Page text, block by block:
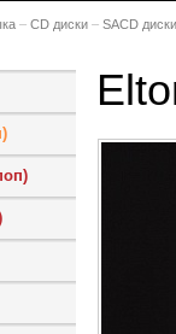
– CD диски – SACD диски